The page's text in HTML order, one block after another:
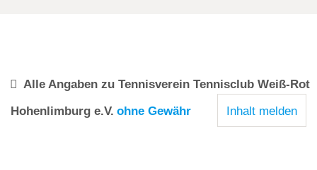
Alle Angaben zu Tennisverein Tennisclub Weiß-Rot
Hohenlimburg e.V. ohne Gewähr Inhalt melden